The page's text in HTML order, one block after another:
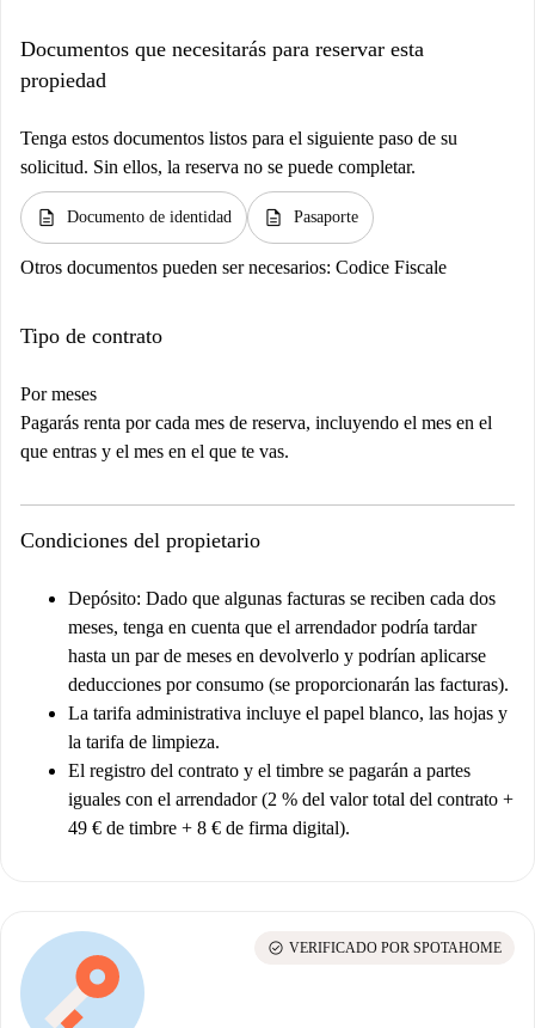
Documentos que necesitarás para reservar esta
propiedad
Tenga estos documentos listos para el siguiente paso de su
solicitud. Sin ellos, la reserva no se puede completar.
description Documento de identidad description Pasaporte
Otros documentos pueden ser necesarios: Codice Fiscale
Tipo de contrato
Por meses
Pagarás renta por cada mes de reserva, incluyendo el mes en el
que entras y el mes en el que te vas.
Condiciones del propietario
Depósito: Dado que algunas facturas se reciben cada dos
meses, tenga en cuenta que el arrendador podría tardar
hasta un par de meses en devolverlo y podrían aplicarse
deducciones por consumo (se proporcionarán las facturas).
La tarifa administrativa incluye el papel blanco, las hojas y
la tarifa de limpieza.
El registro del contrato y el timbre se pagarán a partes
iguales con el arrendador (2 % del valor total del contrato +
49 € de timbre + 8 € de firma digital).
check_circle VERIFICADO POR SPOTAHOME